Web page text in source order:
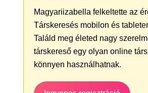
Magyariizabella felkeltette az
Társkeresés mobilon és
Találd meg életed nagy
társkereső egy olyan online
könnyen használhatnak.